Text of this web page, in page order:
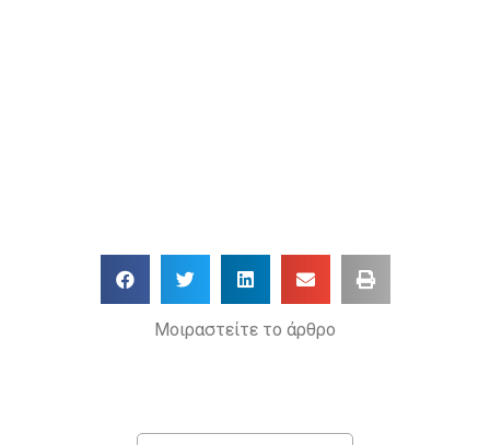
Μοιραστείτε το άρθρο